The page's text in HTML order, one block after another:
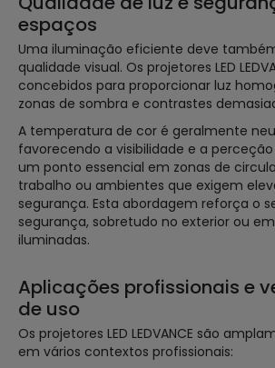
espaços
Uma iluminação eficiente deve
qualidade visual. Os projetores LED
concebidos para proporcionar luz
zonas de sombra e contrastes
A temperatura de cor é geralmente
favorecendo a visibilidade e a
um ponto essencial em zonas de
trabalho ou ambientes que exigem
segurança. Esta abordagem reforça o
segurança, sobretudo no exterior ou
iluminadas.
Aplicações profissionais e
de uso
Os projetores LED LEDVANCE são
em vários contextos profissionais: